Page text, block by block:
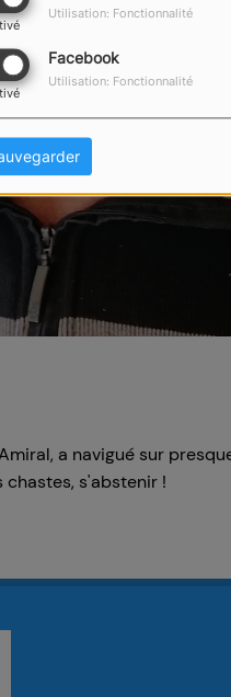
Utilisation: Fonctionnalité
Facebook
Utilisation: Fonctionnalité
a navigué sur
chastes, s'abstenir !